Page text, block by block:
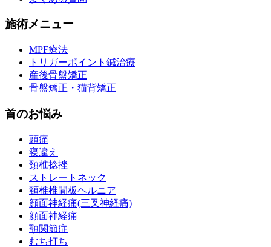
施術メニュー
MPF療法
トリガーポイント鍼治療
産後骨盤矯正
骨盤矯正・猫背矯正
首のお悩み
頭痛
寝違え
頸椎捻挫
ストレートネック
頸椎椎間板ヘルニア
顔面神経痛(三叉神経痛)
顔面神経痛
顎関節症
むち打ち